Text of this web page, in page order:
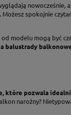
nowocześnie,
Możesz spokojnie
modelu mogą być
balustrady
które pozwala
narożny?